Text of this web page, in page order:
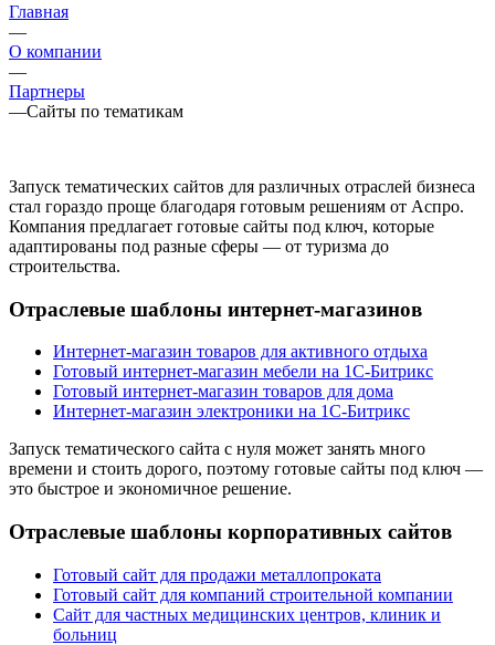
Главная
—
О компании
—
Партнеры
—Сайты по тематикам
Запуск тематических сайтов для различных отраслей бизнеса
стал гораздо проще благодаря готовым решениям от Аспро.
Компания предлагает готовые сайты под ключ, которые
адаптированы под разные сферы — от туризма до
строительства.
Отраслевые шаблоны интернет-магазинов
Интернет-магазин товаров для активного отдыха
Готовый интернет-магазин мебели на 1С-Битрикс
Готовый интернет-магазин товаров для дома
Интернет-магазин электроники на 1С-Битрикс
Запуск тематического сайта с нуля может занять много
времени и стоить дорого, поэтому готовые сайты под ключ —
это быстрое и экономичное решение.
Отраслевые шаблоны корпоративных сайтов
Готовый сайт для продажи металлопроката
Готовый сайт для компаний строительной компании
Сайт для частных медицинских центров, клиник и
больниц